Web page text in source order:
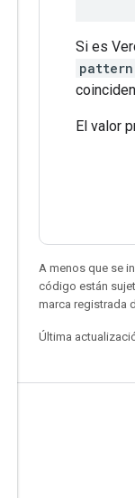
Si es
pattern
El valor
A menos que se
código están
marca registrada
Última